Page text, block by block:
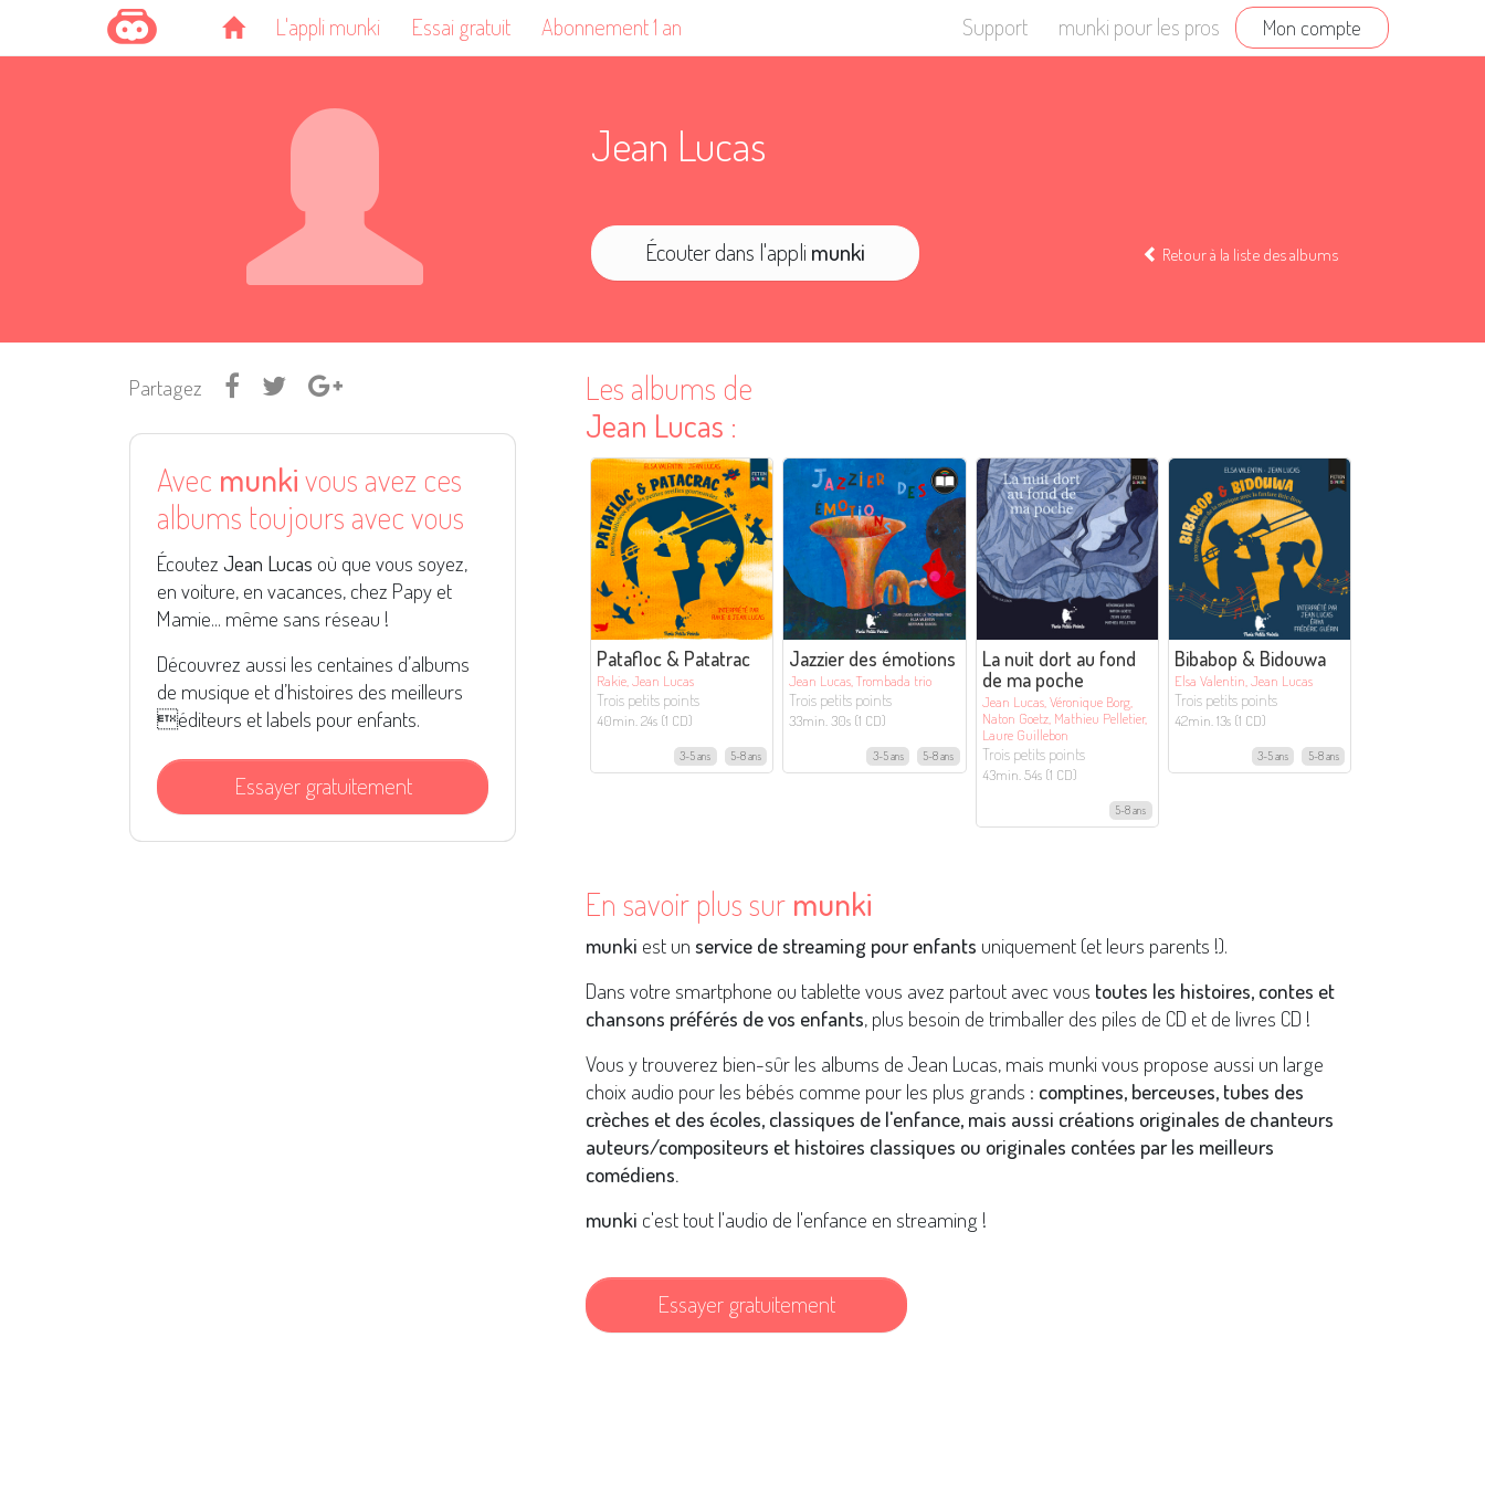
L'appli munki Essai gratuit Abonnement 1 an Support munki pour les pros Mon compte
Jean Lucas
Écouter dans l'appli munki Retour à la liste des albums
Partagez
Avec munkivous avez ces
albums toujours avec vous
Écoutez Jean Lucas où que vous soyez,
en voiture, en vacances, chez Papy et
Mamie... même sans réseau !
Découvrez aussi les centaines d’albums
de musique et d’histoires des meilleurs
éditeurs et labels pour enfants.
Essayer gratuitement
Les albums de
Jean Lucas :
Patafloc & Patatrac
Rakie, Jean Lucas
Trois petits points
40min. 24s (1 CD)
3-5 ans 5-8 ans
Jazzier des émotions
Jean Lucas, Trombada trio
Trois petits points
33min. 30s (1 CD)
3-5 ans 5-8 ans
La nuit dort au fond
de ma poche
Jean Lucas, Véronique Borg,
Naton Goetz, Mathieu Pelletier,
Laure Guillebon
Trois petits points
43min. 54s (1 CD)
5-8 ans
Bibabop & Bidouwa
Elsa Valentin, Jean Lucas
Trois petits points
42min. 13s (1 CD)
3-5 ans 5-8 ans
En savoir plus sur munki
munki est un service de streaming pour enfants uniquement (et leurs parents !).
Dans votre smartphone ou tablette vous avez partout avec vous toutes les histoires, contes et
chansons préférés de vos enfants, plus besoin de trimballer des piles de CD et de livres CD !
Vous y trouverez bien-sûr les albums de Jean Lucas, mais munki vous propose aussi un large
choix audio pour les bébés comme pour les plus grands : comptines, berceuses, tubes des
crèches et des écoles, classiques de l'enfance, mais aussi créations originales de chanteurs
auteurs/compositeurs et histoires classiques ou originales contées par les meilleurs
comédiens.
munki c'est tout l'audio de l'enfance en streaming !
Essayer gratuitement